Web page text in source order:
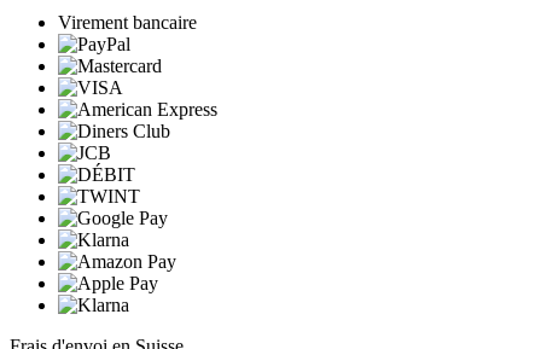
Virement bancaire